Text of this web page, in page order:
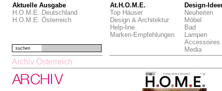
Aktuelle Ausgabe
H.O.M.E. Deutschland
H.O.M.E. Österreich
At.H.O.M.E.
Top Häuser
Design & Architektur
Help-line
Marken-Empfehlungen
Design-
Neuheiten
Möbel
Bad
Lampen
Accessoires
Media
suchen
Archiv Österreich